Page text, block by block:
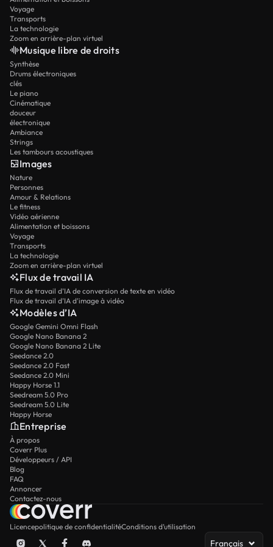
Voyage
Transports
La technologie
Zoom en arrière-plan virtuel
Musique libre de droits
Synthèse
Drums électroniques
clés
Le piano
Cinématique
douceur
électronique
Ambiance
Strings
Les tambours acoustiques
Images
Nature
Personnes
Amour & Relations
Le fitness
Vidéo aérienne
Alimentation et boissons
Voyage
Transports
La technologie
Zoom en arrière-plan virtuel
Flux de travail IA
Flux de travail d’IA de conversion de texte en vidéo
Flux de travail d’IA d’image à vidéo
Modèles d’IA
Google Gemini Omni Flash
Google Nano Banana 2
Google Nano Banana 2 Lite
Seedance 2.0
Seedance 2.0 Fast
Seedance 2.0 Mini
Happy Horse 1.1
Seedream 5.0 Pro
Seedream 5.0 Lite
Happy Horse
Entreprise
À propos
Coverr Plus
Développeurs / API
Blog
FAQ
Annoncer
Contactez-nous
Licencepolitique de confidentialitéConditions d’utilisation
Français